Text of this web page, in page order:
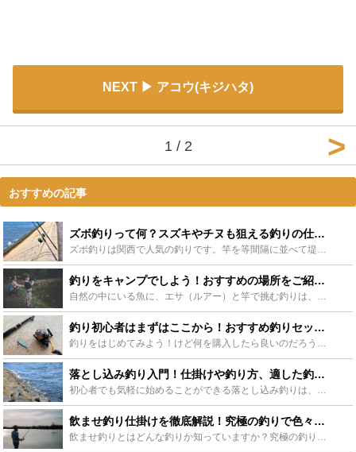
NEXT アコウ(キジハタ)
1 / 2
おすすめの記事
ズボ釣りって何？スズキやチヌも狙える釣りの仕掛け＆釣り方をご紹介！ - Leisurego(レジャーゴー)
ズボ釣りは関西で人気の釣りです。竿を等間隔に並べて堤防で行う方法ですが、非常に効率の良い釣り方として知られています。狙う魚の位置が把握しやすく、初心者の方におすすめです。この記事では魅力や仕掛け、釣...
釣りをキャンプでしよう！おすすめの場所をご紹介！関東や関西のおすすめを紹介 - Leisurego(レジャーゴー)
自然の中にいる魚に、エサ（ルアー）と竿で挑む釣りは、釣れた感触は勿論、待っている時間や駆け引きの楽しさからファンが多いアクティビティです。この釣りを、もっと楽しくするのがキャンプです。釣りキャンプの...
釣り初心者はまずはここから！おすすめ釣りセット16選をご紹介！ - Leisurego(レジャーゴー)
釣りをはじめてみよう！けど何を購入したら良いのだろう？そう悩んだことはありませんか？初心者向けの釣りセットと言ってもさまざまなものが売られています。今回は釣りの初心者の方々に向けた、おすすめの釣りセ...
落とし込み釣り入門！仕掛けや釣り方、適した釣り場所をご紹介！ - Leisurego(レジャーゴー)
初心者でも気軽に始めることができる落とし込み釣りは、非常にシンプルながら奥の深い釣りです。シンプルな仕掛けでエサを落とし込むところから落とし込み釣りと言われている釣り方は、初心者の方もベテランの方も...
飲ませ釣り仕掛けを徹底解説！究極の釣りで色々な魚をゲットしよう！ - Leisurego(レジャーゴー)
飲ませ釣りとはどんな釣りか知っていますか？究極の釣りとも言われる飲ませ釣りの仕掛けについて詳しく紹介します。しかし、究極の釣りと言っても決して難しいわけではありません。とても簡単で、その方法がわかれ...